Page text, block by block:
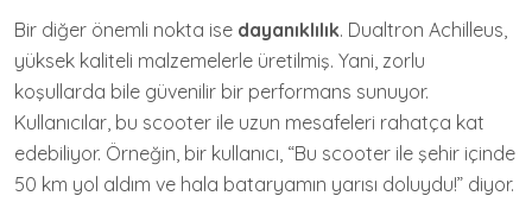
Bir diğer önemli nokta ise dayanıklılık. Dualtron Achilleus,
yüksek kaliteli malzemelerle üretilmiş. Yani, zorlu
koşullarda bile güvenilir bir performans sunuyor.
Kullanıcılar, bu scooter ile uzun mesafeleri rahatça kat
edebiliyor. Örneğin, bir kullanıcı, “Bu scooter ile şehir içinde
50 km yol aldım ve hala bataryamın yarısı doluydu!” diyor.